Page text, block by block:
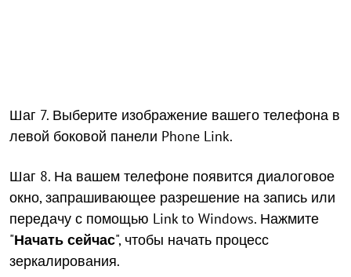
Шаг 7. Выберите изображение вашего телефона в
левой боковой панели Phone Link.
Шаг 8. На вашем телефоне появится диалоговое
окно, запрашивающее разрешение на запись или
передачу с помощью Link to Windows. Нажмите
"Начать сейчас", чтобы начать процесс
зеркалирования.